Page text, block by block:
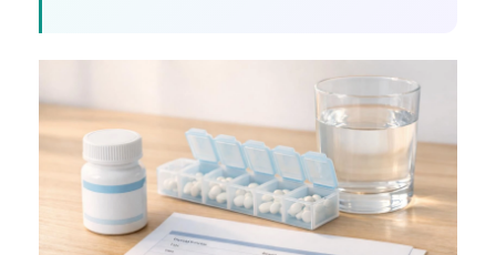
Magyar
বাংলা
اردو
తెలుగు